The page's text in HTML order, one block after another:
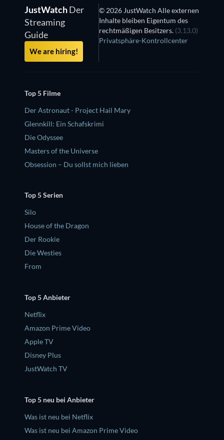
JustWatchDer
Streaming
Guide
We are hiring!
© 2026 JustWatch Alle externen
Inhalte bleiben Eigentum des
rechtmäßigen Besitzers. (3.13.0)
Privatsphäre-Kontrollcenter
Top 5 Filme
Der Astronaut - Project Hail Mary
Glennkill: Ein Schafskrimi
Die Odyssee
Masters of the Universe
Obsession – Du sollst mich lieben
Top 5 Serien
Silo
House of the Dragon
Der Rookie
Die Westies
From
Top 5 Anbieter
Netflix
Amazon Prime Video
Apple TV
Disney Plus
JustWatch TV
Top 5 neu bei Anbieter
Was ist neu bei Netflix
Was ist neu bei Amazon Prime Video